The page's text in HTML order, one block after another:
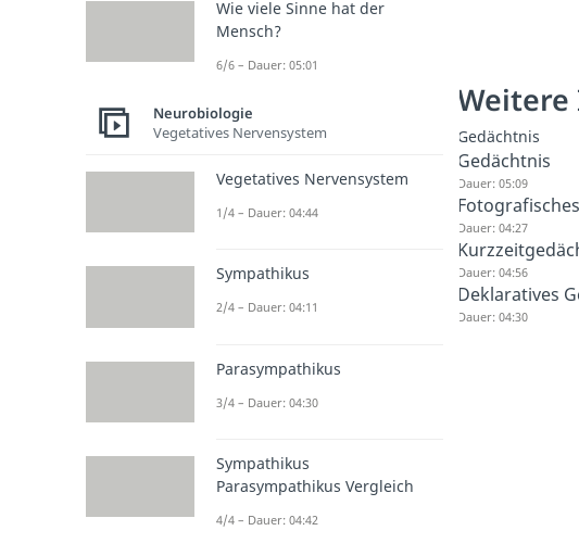
Gedächtnis
Gedächtnis
Dauer: 05:09
Dauer: 04:27
Dauer: 04:56
Deklaratives
Dauer: 04:30
Wie viele Sinne hat der
Mensch?
6/6 – Dauer: 05:01
Neurobiologie
Vegetatives Nervensystem
Vegetatives Nervensystem
1/4 – Dauer: 04:44
Sympathikus
2/4 – Dauer: 04:11
Parasympathikus
3/4 – Dauer: 04:30
Sympathikus
Parasympathikus Vergleich
4/4 – Dauer: 04:42